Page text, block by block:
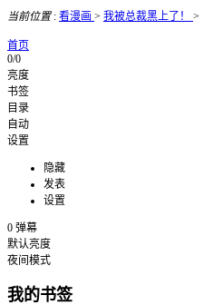
当前位置: 看漫画 > 我被总裁黑上了！ >
首页
0/0
亮度
书签
目录
自动
设置
隐藏
发表
设置
0 弹幕
默认亮度
夜间模式
我的书签